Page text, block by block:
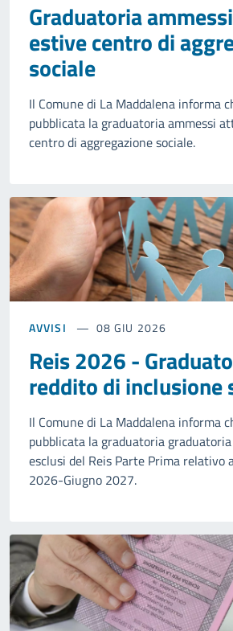
Graduatoria
estive centro di
sociale
Il Comune di La Maddalena informa
pubblicata la graduatoria ammessi
centro di aggregazione sociale.
AVVISI 08 GIU 2026
Reis 2026 -
reddito di inclusione
Il Comune di La Maddalena informa
pubblicata la graduatoria
esclusi del Reis Parte Prima relativo
2026-Giugno 2027.